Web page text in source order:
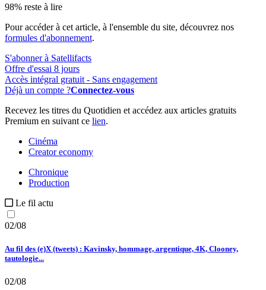
98% reste à lire
Pour accéder à cet article, à l'ensemble du site, découvrez nos
formules d'abonnement.
S'abonner à Satellifacts
Offre d'essai 8 jours
Accès intégral gratuit - Sans engagement
Déjà un compte ?Connectez-vous
Recevez les titres du Quotidien et accédez aux articles gratuits
Premium en suivant ce lien.
Cinéma
Creator economy
Chronique
Production
Le fil actu
02/08
Au fil des (e)X (tweets) : Kavinsky, hommage, argentique, 4K, Clooney,
tautologie...
02/08